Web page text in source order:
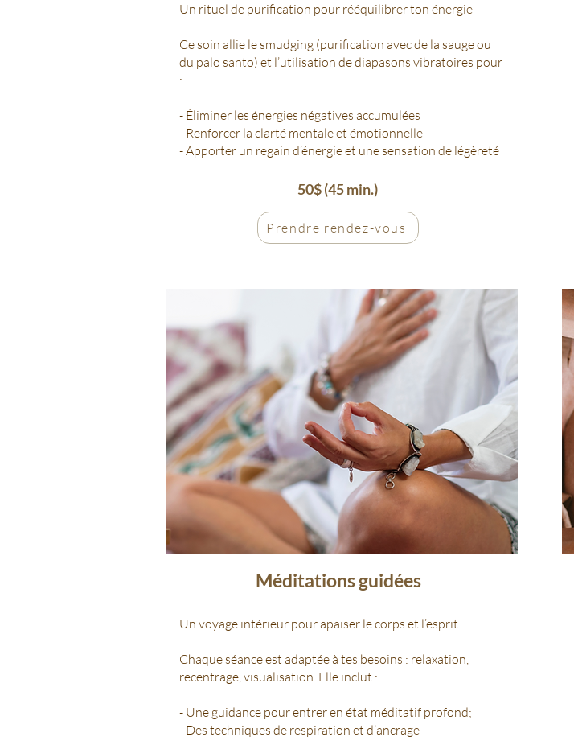
Un rituel de purification pour rééquilibrer ton énergie
Ce soin allie le smudging (purification avec de la sauge ou
du palo santo) et l’utilisation de diapasons vibratoires pour
:
- Éliminer les énergies négatives accumulées
- Renforcer la clarté mentale et émotionnelle
- Apporter un regain d’énergie et une sensation de légèreté
50$ (45 min.)
Prendre rendez-vous
Méditations guidées
Un voyage intérieur pour apaiser le corps et l’esprit
Chaque séance est adaptée à tes besoins : relaxation,
recentrage, visualisation. Elle inclut :
- Une guidance pour entrer en état méditatif profond;
- Des techniques de respiration et d’ancrage